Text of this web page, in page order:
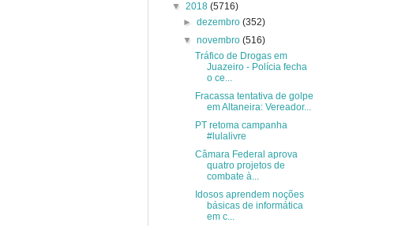
▼ 2018 (5716)
►dezembro(352)
▼novembro(516)
Tráfico de Drogas em
Juazeiro - Polícia fecha
o ce...
Fracassa tentativa de golpe
em Altaneira: Vereador...
PT retoma campanha
#lulalivre
Câmara Federal aprova
quatro projetos de
combate à...
Idosos aprendem noções
básicas de informática
em c...